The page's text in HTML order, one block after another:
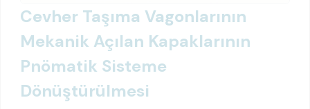
Cevher Taşıma Vagonlarının
Mekanik Açılan Kapaklarının
Pnömatik Sisteme
Dönüştürülmesi